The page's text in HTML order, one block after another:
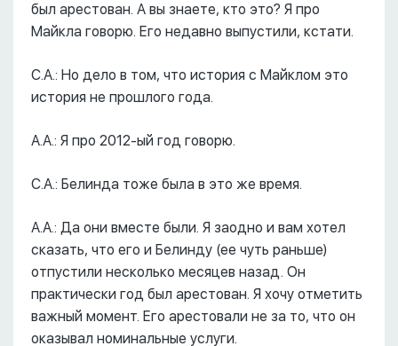
был арестован. А вы знаете, кто это? Я про
Майкла говорю. Его недавно выпустили, кстати.
С.А.: Но дело в том, что история с Майклом это
история не прошлого года.
А.А.: Я про 2012-ый год говорю.
С.А.: Белинда тоже была в это же время.
А.А.: Да они вместе были. Я заодно и вам хотел
сказать, что его и Белинду (ее чуть раньше)
отпустили несколько месяцев назад. Он
практически год был арестован. Я хочу отметить
важный момент. Его арестовали не за то, что он
оказывал номинальные услуги.